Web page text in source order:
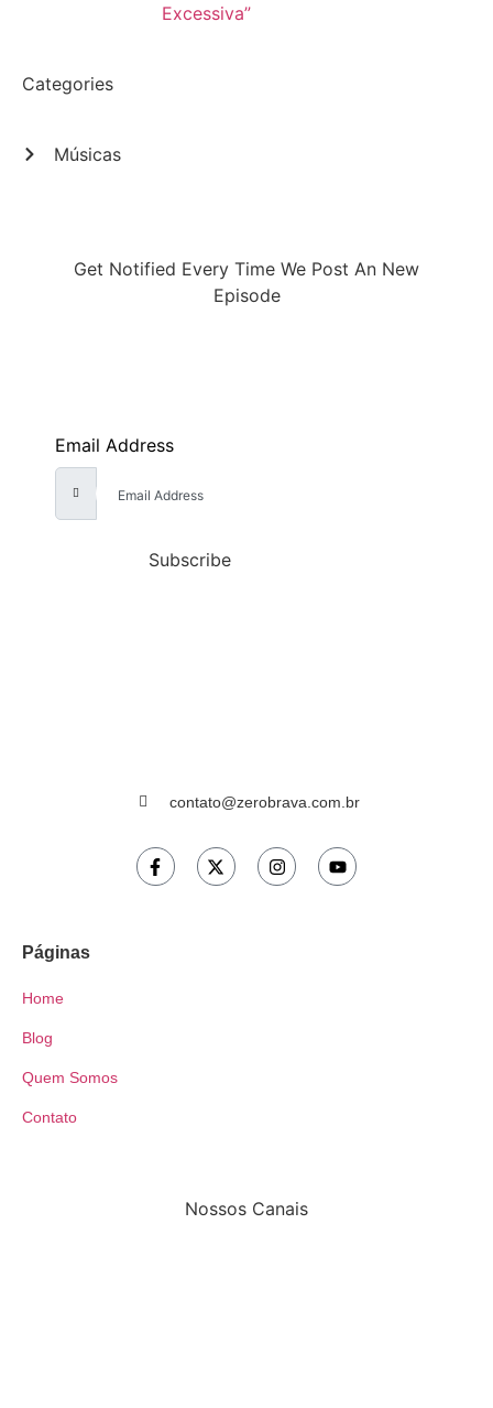
Excessiva”
Categories
Músicas
Get Notified Every Time We Post An New
Episode
Email Address
Subscribe
contato@zerobrava.com.br
Páginas
Home
Blog
Quem Somos
Contato
Nossos Canais